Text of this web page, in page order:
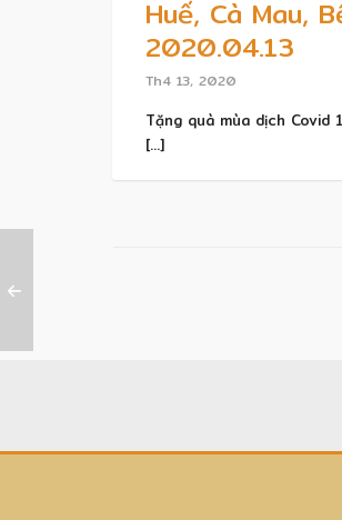
Huế, Cà Mau,
2020.04.13
Th4 13, 2020
Tặng quà mùa dịch Covid
[...]